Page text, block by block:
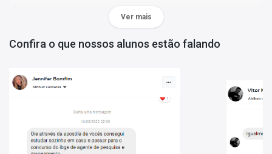
- Material produzido por equipe especializada em concursos
básicas (Língua Portuguesa e Informática).
Obs.:
temas são abordados conforme o referencial adotado pelos
autores, visando à clareza e à amplitude na preparação.
Português
Conhecimentos Gerais do Município
Ver mais
Confira o que nossos alunos estão falando